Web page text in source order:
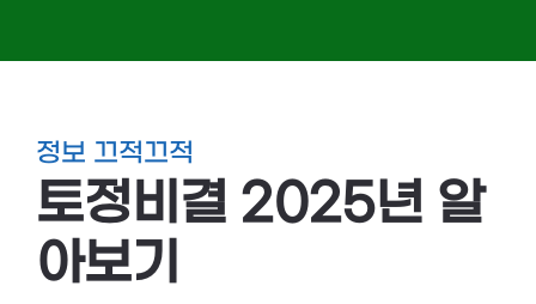
정보 끄적끄적
토정비결 2025년 알
아보기